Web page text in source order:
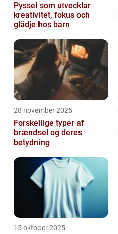
Pyssel som utvecklar
kreativitet, fokus och
glädje hos barn
28 november 2025
Forskellige typer af
brændsel og deres
betydning
15 oktober 2025